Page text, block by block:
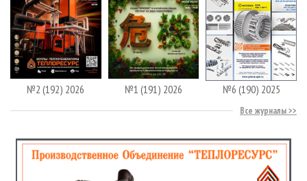
№2 (192) 2026 №1 (191) 2026 №6 (190) 2025
Все журналы